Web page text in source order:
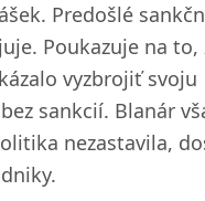
Predošlé
Poukazuje na to,
vyzbrojiť svoju
sankcií. Blanár
nezastavila,